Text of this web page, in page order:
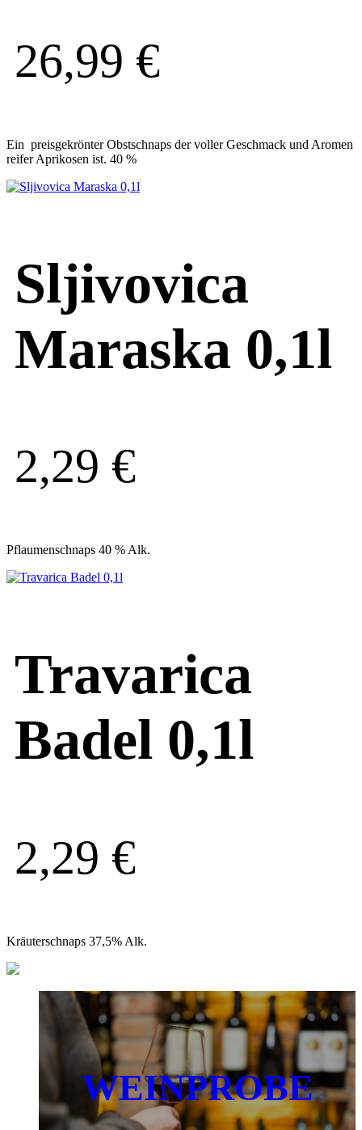
26,99 €
Ein preisgekrönter Obstschnaps der voller Geschmack und Aromen
reifer Aprikosen ist. 40 %
Sljivovica
Maraska 0,1l
2,29 €
Pflaumenschnaps 40 % Alk.
Travarica
Badel 0,1l
2,29 €
Kräuterschnaps 37,5% Alk.
WEINPROBE